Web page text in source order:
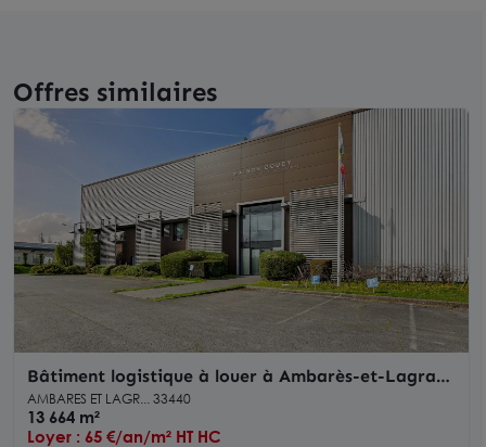
Offres similaires
Bâtiment logistique à louer à Ambarès-et-Lagrave
avec 12 quais et 74 parkings
AMBARES ET LAGR... 33440
13 664 m²
Loyer : 65 €/an/m² HT HC